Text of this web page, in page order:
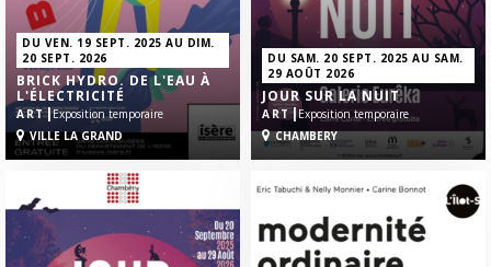
DU VEN. 19 SEPT. 2025 AU DIM.
20 SEPT. 2026
BRICK HYDRO. DE L'EAU À
L'ÉLECTRICITÉ
ART|Exposition temporaire
VILLE LA GRAND
DU SAM. 20 SEPT. 2025 AU SAM.
29 AOÛT 2026
JOUR SUR LA NUIT
ART|Exposition temporaire
CHAMBERY